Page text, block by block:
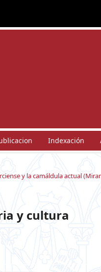
Indexación
y la camáldula actual
y cultura